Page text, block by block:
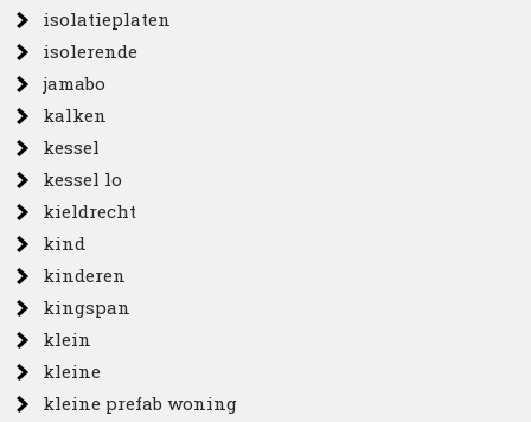
isolatieplaten
isolerende
jamabo
kalken
kessel
kessel lo
kieldrecht
kind
kinderen
kingspan
klein
kleine
kleine prefab woning